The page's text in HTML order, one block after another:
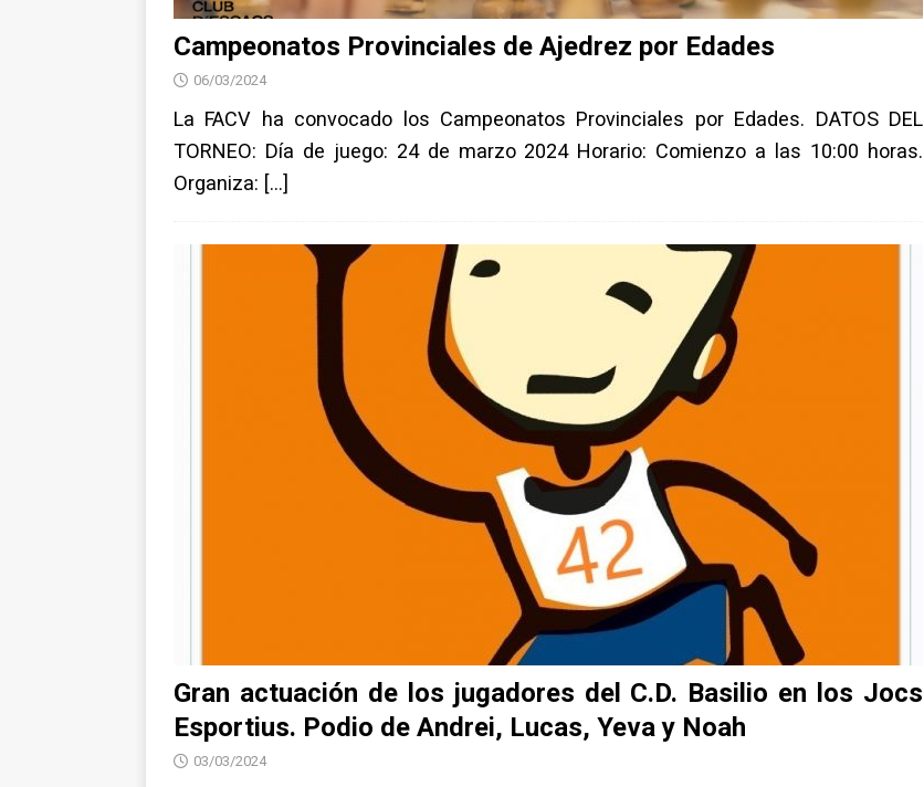
Campeonatos Provinciales de Ajedrez por Edades
06/03/2024
La FACV ha convocado los Campeonatos Provinciales por Edades. DATOS DEL
TORNEO: Día de juego: 24 de marzo 2024 Horario: Comienzo a las 10:00 horas.
Organiza: […]
Gran actuación de los jugadores del C.D. Basilio en los Jocs
Esportius. Podio de Andrei, Lucas, Yeva y Noah
03/03/2024